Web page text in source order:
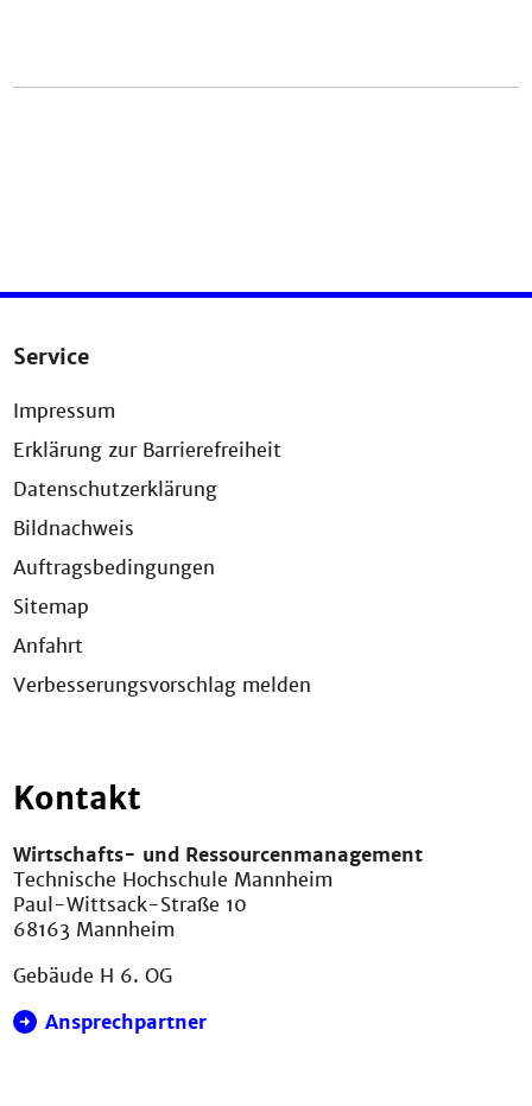
Service
Impressum
Erklärung zur Barrierefreiheit
Datenschutzerklärung
Bildnachweis
Auftragsbedingungen
Sitemap
Anfahrt
Verbesserungsvorschlag melden
Kontakt
Wirtschafts- und Ressourcenmanagement
Technische Hochschule Mannheim
Paul-Wittsack-Straße 10
68163 Mannheim
Gebäude H 6. OG
Ansprechpartner